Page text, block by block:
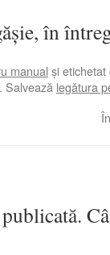
în
manual și
. Salvează legătura